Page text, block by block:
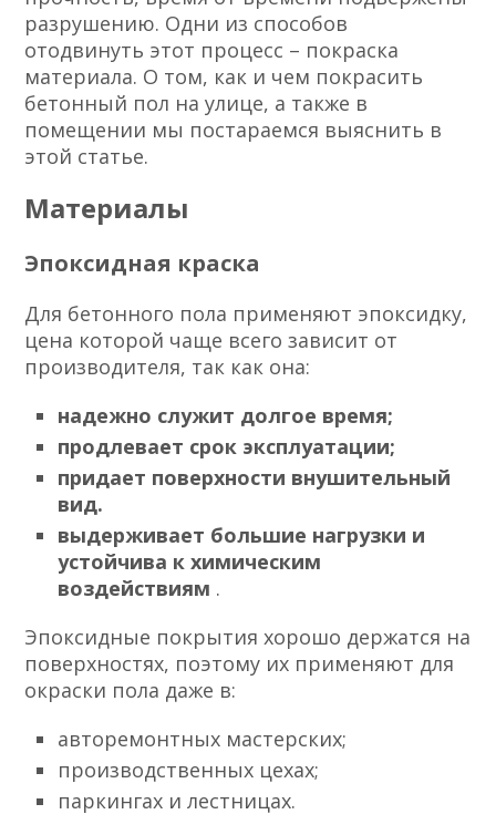
разрушению. Одни из способов
отодвинуть этот процесс – покраска
материала. О том, как и чем покрасить
бетонный пол на улице, а также в
помещении мы постараемся выяснить в
этой статье.
Материалы
Эпоксидная краска
Для бетонного пола применяют эпоксидку,
цена которой чаще всего зависит от
производителя, так как она:
надежно служит долгое время;
продлевает срок эксплуатации;
придает поверхности внушительный
вид.
выдерживает большие нагрузки и
устойчива к химическим
воздействиям .
Эпоксидные покрытия хорошо держатся на
поверхностях, поэтому их применяют для
окраски пола даже в:
авторемонтных мастерских;
производственных цехах;
паркингах и лестницах.